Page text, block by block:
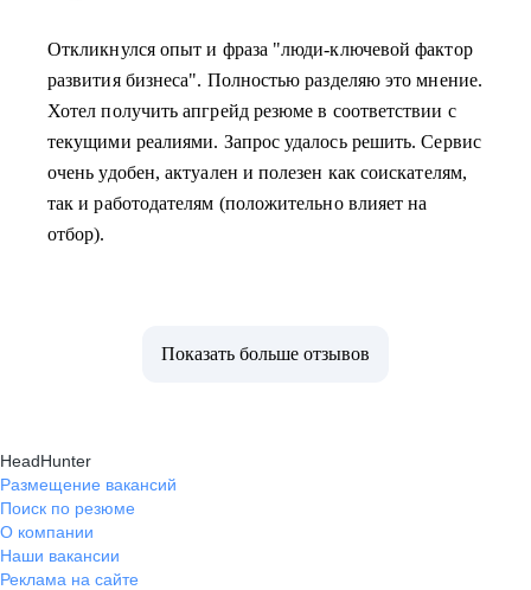
Откликнулся опыт и фраза "люди-ключевой фактор
развития бизнеса". Полностью разделяю это мнение.
Хотел получить апгрейд резюме в соответствии с
текущими реалиями. Запрос удалось решить. Сервис
очень удобен, актуален и полезен как соискателям,
так и работодателям (положительно влияет на
отбор).
Показать больше отзывов
HeadHunter
Размещение вакансий
Поиск по резюме
О компании
Наши вакансии
Реклама на сайте